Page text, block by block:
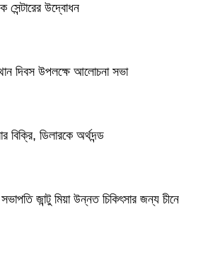
সেন্টারের উদ্বোধন
দিবস উপলক্ষে আলোচনা সভা
বিক্রি, ডিলারকে অর্থদন্ড
জান্টু মিয়া উন্নত চিকিৎসার জন্য চীনে